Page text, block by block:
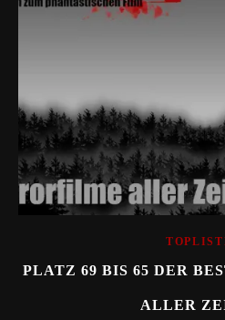
PLATZ 69 BIS 65 DER
ALLER